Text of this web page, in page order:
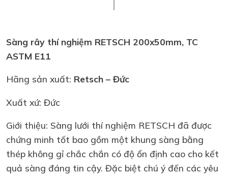
Sàng rây thí nghiệm RETSCH 200x50mm, TC
ASTM E11
Hãng sản xuất: Retsch – Đức
Xuất xứ: Đức
Giới thiệu: Sàng lưới thí nghiệm RETSCH đã được
chứng minh tốt bao gồm một khung sàng bằng
thép không gỉ chắc chắn có độ ổn định cao cho kết
quả sàng đáng tin cậy. Đặc biệt chú ý đến các yêu